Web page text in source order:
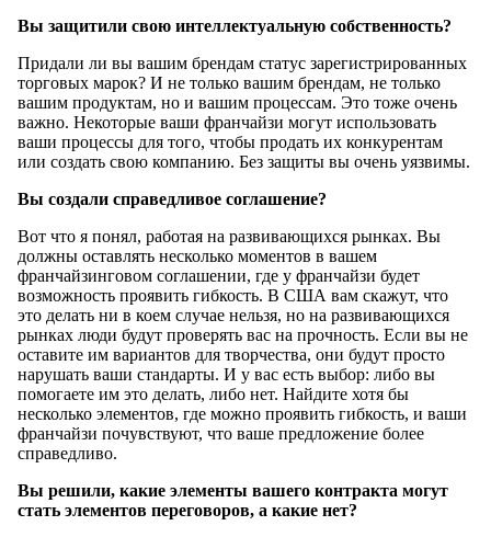
Вы защитили свою интеллектуальную собственность?
Придали ли вы вашим брендам статус зарегистрированных
торговых марок? И не только вашим брендам, не только
вашим продуктам, но и вашим процессам. Это тоже очень
важно. Некоторые ваши франчайзи могут использовать
ваши процессы для того, чтобы продать их конкурентам
или создать свою компанию. Без защиты вы очень уязвимы.
Вы создали справедливое соглашение?
Вот что я понял, работая на развивающихся рынках. Вы
должны оставлять несколько моментов в вашем
франчайзинговом соглашении, где у франчайзи будет
возможность проявить гибкость. В США вам скажут, что
это делать ни в коем случае нельзя, но на развивающихся
рынках люди будут проверять вас на прочность. Если вы не
оставите им вариантов для творчества, они будут просто
нарушать ваши стандарты. И у вас есть выбор: либо вы
помогаете им это делать, либо нет. Найдите хотя бы
несколько элементов, где можно проявить гибкость, и ваши
франчайзи почувствуют, что ваше предложение более
справедливо.
Вы решили, какие элементы вашего контракта могут
стать элементов переговоров, а какие нет?